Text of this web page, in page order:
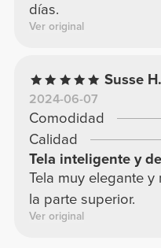
días.
Ver original
Susse H.
2024-06-07
Comodidad
Calidad
Tela inteligente y
Tela muy elegante
la parte superior.
Ver original